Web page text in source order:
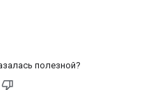
полезной?